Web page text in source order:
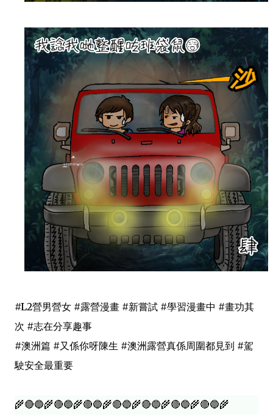
#L2營男營女 #露營漫畫 #新嘗試 #學習漫畫中 #畫功其
次 #志在分享趣事
#澳洲篇 #又係你呀陳生 #澳洲露營真係周圍都見到 #駕
駛安全最重要
🌾🔴🔵🌾🔴🔵🌾🔴🔵🌾🔴🔵🌾🔴🔵🌾🔴🔵🌾🔴🔵🌾